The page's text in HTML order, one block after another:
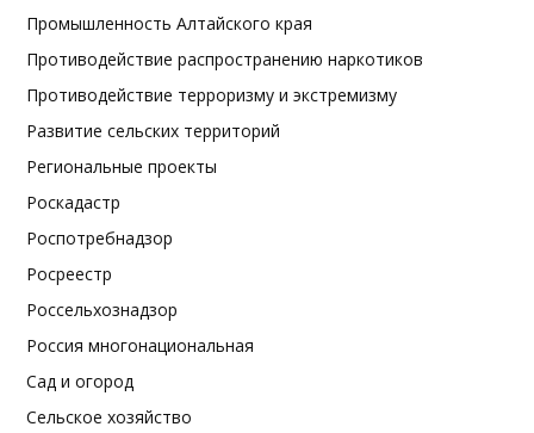
Промышленность Алтайского края
Противодействие распространению наркотиков
Противодействие терроризму и экстремизму
Развитие сельских территорий
Региональные проекты
Роскадастр
Роспотребнадзор
Росреестр
Россельхознадзор
Россия многонациональная
Сад и огород
Сельское хозяйство